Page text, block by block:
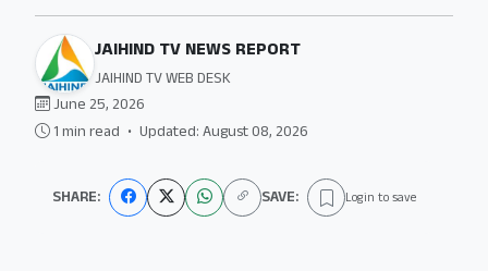
JAIHIND TV NEWS REPORT
JAIHIND TV WEB DESK
June 25, 2026
1 min read • Updated: August 08, 2026
SHARE: SAVE: Login to save